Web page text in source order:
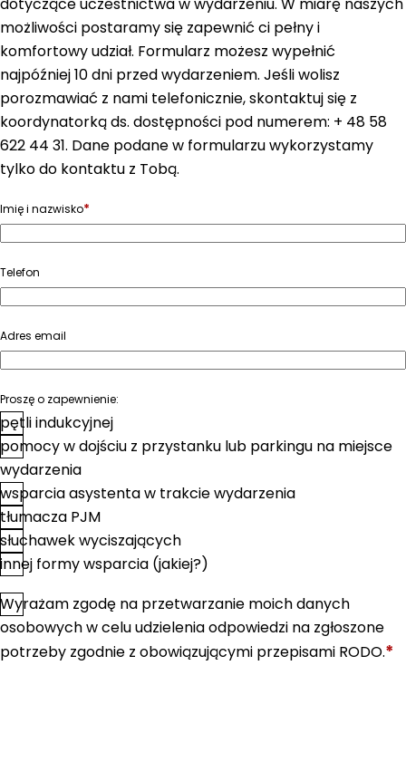
dotyczące uczestnictwa w wydarzeniu. W miarę naszych
możliwości postaramy się zapewnić ci pełny i
komfortowy udział. Formularz możesz wypełnić
najpóźniej 10 dni przed wydarzeniem. Jeśli wolisz
porozmawiać z nami telefonicznie, skontaktuj się z
koordynatorką ds. dostępności pod numerem: + 48 58
622 44 31. Dane podane w formularzu wykorzystamy
tylko do kontaktu z Tobą.
Imię i nazwisko*
Telefon
Adres email
Proszę o zapewnienie:
pętli indukcyjnej
pomocy w dojściu z przystanku lub parkingu na miejsce
wydarzenia
wsparcia asystenta w trakcie wydarzenia
tłumacza PJM
słuchawek wyciszających
innej formy wsparcia (jakiej?)
Zgoda*
Wyrażam zgodę na przetwarzanie moich danych
osobowych w celu udzielenia odpowiedzi na zgłoszone
potrzeby zgodnie z obowiązującymi przepisami RODO.*